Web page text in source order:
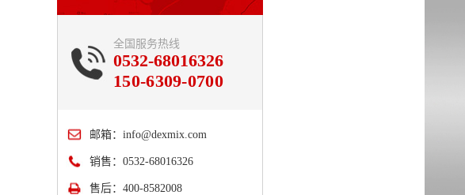
全国服务热线
0532-68016326
150-6309-0700
邮箱： info@dexmix.com
销售：0532-68016326
售后：400-8582008